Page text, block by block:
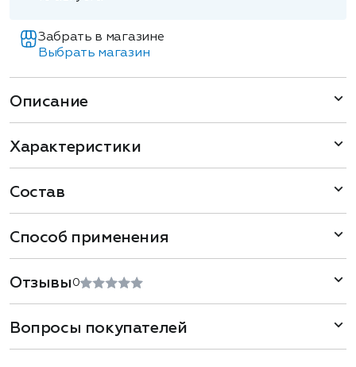
Забрать в магазине
Выбрать магазин
Описание
Характеристики
Состав
Способ применения
Отзывы 0
Вопросы покупателей